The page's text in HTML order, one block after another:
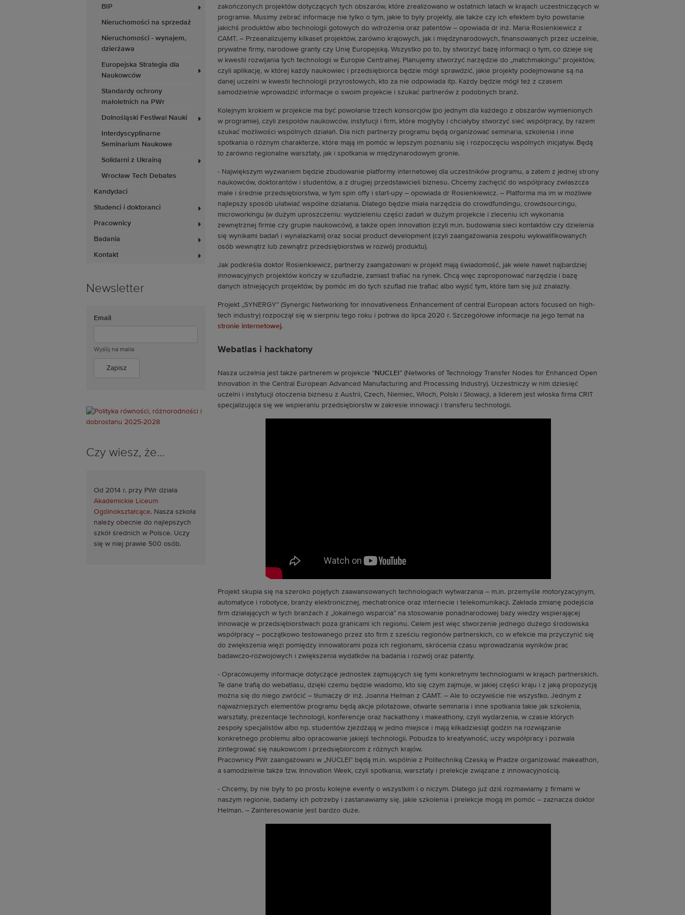
BIP
Nieruchomości na sprzedaż
Nieruchomości - wynajem,
dzierżawa
Europejska Strategia dla
Naukowców
Standardy ochrony
małoletnich na PWr
Dolnośląski Festiwal Nauki
Interdyscyplinarne
Seminarium Naukowe
Solidarni z Ukrainą
Wrocław Tech Debates
Kandydaci
Studenci i doktoranci
Pracownicy
Badania
Kontakt
Newsletter
Email
Wyślij na maila
Czy wiesz, że...
Od 2014 r. przy PWr działa
Akademickie Liceum
Ogólnokształcące. Nasza szkoła
należy obecnie do najlepszych
szkół średnich w Polsce. Uczy
się w niej prawie 500 osób.
zakończonych projektów dotyczących tych obszarów, które zrealizowano w ostatnich latach w krajach uczestniczących w
programie. Musimy zebrać informacje nie tylko o tym, jakie to były projekty, ale także czy ich efektem było powstanie
jakichś produktów albo technologii gotowych do wdrożenia oraz patentów – opowiada dr inż. Maria Rosienkiewicz z
CAMT. – Przeanalizujemy kilkaset projektów, zarówno krajowych, jak i międzynarodowych, finansowanych przez uczelnie,
prywatne firmy, narodowe granty czy Unię Europejską. Wszystko po to, by stworzyć bazę informacji o tym, co dzieje się
w kwestii rozwijania tych technologii w Europie Centralnej. Planujemy stworzyć narzędzie do „matchmakingu” projektów,
czyli aplikację, w której każdy naukowiec i przedsiębiorca będzie mógł sprawdzić, jakie projekty podejmowane są na
danej uczelni w kwestii technologii przyrostowych, kto za nie odpowiada itp. Każdy będzie mógł też z czasem
samodzielnie wprowadzić informacje o swoim projekcie i szukać partnerów z podobnych branż.
Kolejnym krokiem w projekcie ma być powołanie trzech konsorcjów (po jednym dla każdego z obszarów wymienionych
w programie), czyli zespołów naukowców, instytucji i firm, które mogłyby i chciałyby stworzyć sieć współpracy, by razem
szukać możliwości wspólnych działań. Dla nich partnerzy programu będą organizować seminaria, szkolenia i inne
spotkania o różnym charakterze, które mają im pomóc w lepszym poznaniu się i rozpoczęciu wspólnych inicjatyw. Będą
to zarówno regionalne warsztaty, jak i spotkania w międzynarodowym gronie.
- Największym wyzwaniem będzie zbudowanie platformy internetowej dla uczestników programu, a zatem z jednej strony
naukowców, doktorantów i studentów, a z drugiej przedstawicieli biznesu. Chcemy zachęcić do współpracy zwłaszcza
małe i średnie przedsiębiorstwa, w tym spin offy i start-upy – opowiada dr Rosienkiewicz. – Platforma ma im w możliwie
najlepszy sposób ułatwiać wspólne działania. Dlatego będzie miała narzędzia do crowdfundingu, crowdsourcingu,
microworkingu (w dużym uproszczeniu: wydzieleniu części zadań w dużym projekcie i zleceniu ich wykonania
zewnętrznej firmie czy grupie naukowców), a także open innovation (czyli m.in. budowania sieci kontaktów czy dzielenia
się wynikami badań i wynalazkami) oraz social product development (czyli zaangażowania zespołu wykwalifikowanych
osób wewnątrz lub zewnątrz przedsiębiorstwa w rozwój produktu).
Jak podkreśla doktor Rosienkiewicz, partnerzy zaangażowani w projekt mają świadomość, jak wiele nawet najbardziej
innowacyjnych projektów kończy w szufladzie, zamiast trafiać na rynek. Chcą więc zaproponować narzędzia i bazę
danych istniejących projektów, by pomóc im do tych szuflad nie trafiać albo wyjść tym, które tam się już znalazły.
Projekt „SYNERGY” (Synergic Networking for innovativeness Enhancement of central European actors focused on high-
tech industry) rozpoczął się w sierpniu tego roku i potrwa do lipca 2020 r. Szczegółowe informacje na jego temat na
stronie internetowej.
Webatlas i hackhatony
Nasza uczelnia jest także partnerem w projekcie “NUCLEI ” (Networks of Technology Transfer Nodes for Enhanced Open
Innovation in the Central European Advanced Manufacturing and Processing Industry). Uczestniczy w nim dziesięć
uczelni i instytucji otoczenia biznesu z Austrii, Czech, Niemiec, Włoch, Polski i Słowacji, a liderem jest włoska firma CRIT
specjalizująca się we wspieraniu przedsiębiorstw w zakresie innowacji i transferu technologii.
Projekt skupia się na szeroko pojętych zaawansowanych technologiach wytwarzania – m.in. przemyśle motoryzacyjnym,
automatyce i robotyce, branży elektronicznej, mechatronice oraz internecie i telekomunikacji. Zakłada zmianę podejścia
firm działających w tych branżach z „lokalnego wsparcia” na stosowanie ponadnarodowej bazy wiedzy wspierającej
innowacje w przedsiębiorstwach poza granicami ich regionu. Celem jest więc stworzenie jednego dużego środowiska
współpracy – początkowo testowanego przez sto firm z sześciu regionów partnerskich, co w efekcie ma przyczynić się
do zwiększenia więzi pomiędzy innowatorami poza ich regionami, skrócenia czasu wprowadzania wyników prac
badawczo-rozwojowych i zwiększenia wydatków na badania i rozwój oraz patenty.
- Opracowujemy informacje dotyczące jednostek zajmujących się tymi konkretnymi technologiami w krajach partnerskich.
Te dane trafią do webatlasu, dzięki czemu będzie wiadomo, kto się czym zajmuje, w jakiej części kraju i z jaką propozycją
można się do niego zwrócić – tłumaczy dr inż. Joanna Helman z CAMT. – Ale to oczywiście nie wszystko. Jednym z
najważniejszych elementów programu będą akcje pilotażowe, otwarte seminaria i inne spotkania takie jak szkolenia,
warsztaty, prezentacje technologii, konferencje oraz hackathony i makeathony, czyli wydarzenia, w czasie których
zespoły specjalistów albo np. studentów zjeżdżają w jedno miejsce i mają kilkadziesiąt godzin na rozwiązanie
konkretnego problemu albo opracowanie jakiejś technologii. Pobudza to kreatywność, uczy współpracy i pozwala
zintegrować się naukowcom i przedsiębiorcom z różnych krajów.
Pracownicy PWr zaangażowani w „NUCLEI” będą m.in. wspólnie z Politechniką Czeską w Pradze organizować makeathon,
a samodzielnie także tzw. Innovation Week, czyli spotkania, warsztaty i prelekcje związane z innowacyjnością.
- Chcemy, by nie były to po prostu kolejne eventy o wszystkim i o niczym. Dlatego już dziś rozmawiamy z firmami w
naszym regionie, badamy ich potrzeby i zastanawiamy się, jakie szkolenia i prelekcje mogą im pomóc – zaznacza doktor
Helman. – Zainteresowanie jest bardzo duże.